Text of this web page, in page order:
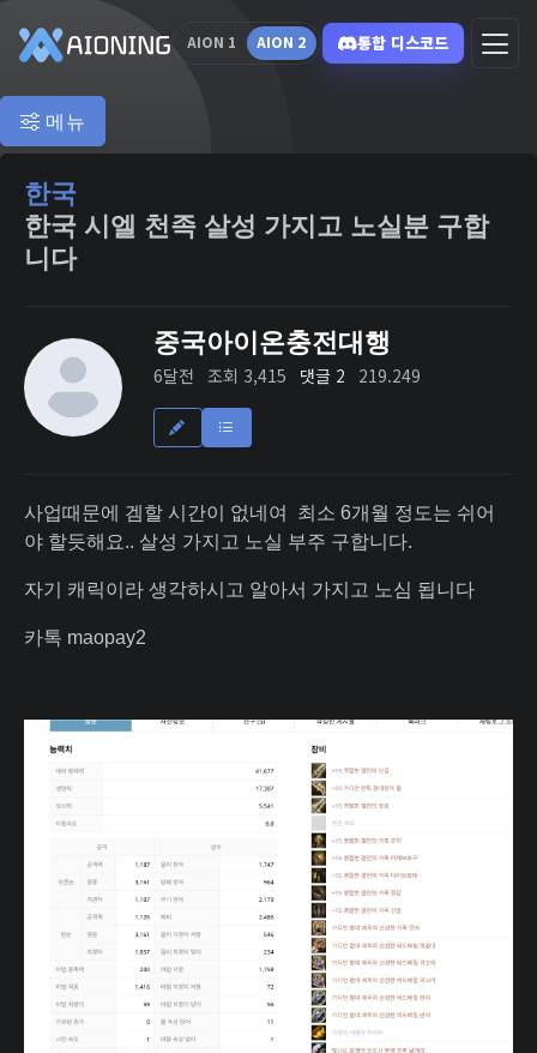
AION 1 AION 2 통합 디스코드
메뉴
한국
한국 시엘 천족 살성 가지고 노실분 구합
니다
중국아이온충전대행
6달전 조회 3,415 댓글 2 219.249
사업때문에 겜할 시간이 없네여 최소 6개월 정도는 쉬어
야 할듯해요.. 살성 가지고 노실 부주 구합니다.
자기 캐릭이라 생각하시고 알아서 가지고 노심 됩니다
카톡 maopay2